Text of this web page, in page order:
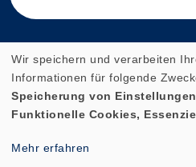
Cookie Einstellungen
Wir speichern und verarbeiten
Informationen für folgende
Speicherung von
Funktionelle Cookies,
Mehr erfahren